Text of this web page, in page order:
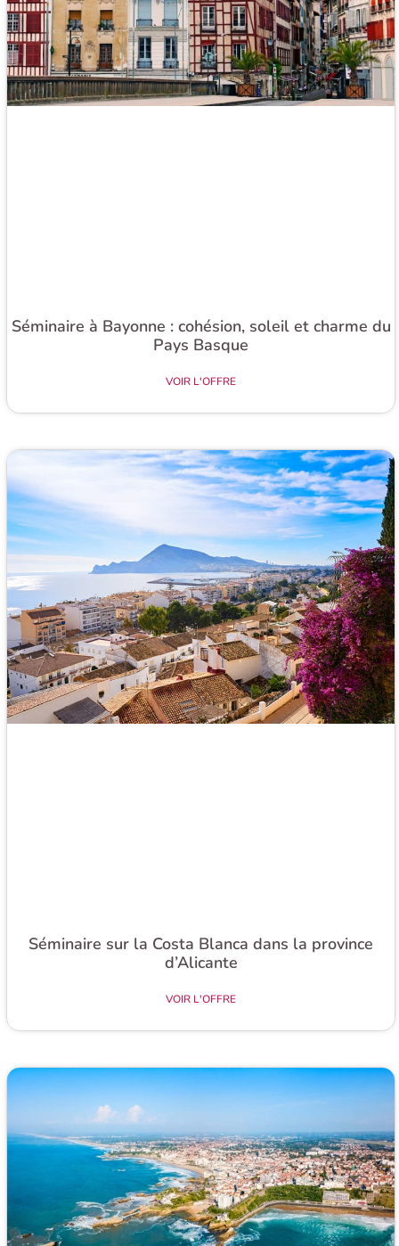
Séminaire à Bayonne : cohésion, soleil et charme du
Pays Basque​
VOIR L'OFFRE
Séminaire sur la Costa Blanca dans la province
d’Alicante​
VOIR L'OFFRE